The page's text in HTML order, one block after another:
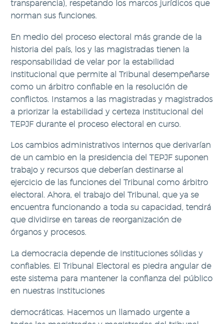
transparencia), respetando los marcos jurídicos que
norman sus funciones.
En medio del proceso electoral más grande de la
historia del país, los y las magistradas tienen la
responsabilidad de velar por la estabilidad
institucional que permite al Tribunal desempeñarse
como un árbitro confiable en la resolución de
conflictos. Instamos a las magistradas y magistrados
a priorizar la estabilidad y certeza institucional del
TEPJF durante el proceso electoral en curso.
Los cambios administrativos internos que derivarían
de un cambio en la presidencia del TEPJF suponen
trabajo y recursos que deberían destinarse al
ejercicio de las funciones del Tribunal como árbitro
electoral. Ahora, el trabajo del Tribunal, que ya se
encuentra funcionando a toda su capacidad, tendrá
que dividirse en tareas de reorganización de
órganos y procesos.
La democracia depende de instituciones sólidas y
confiables. El Tribunal Electoral es piedra angular de
este sistema para mantener la confianza del público
en nuestras instituciones
democráticas. Hacemos un llamado urgente a